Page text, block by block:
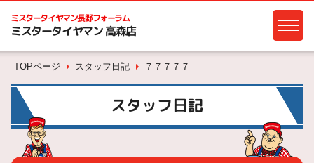
ミスタータイヤマン長野フォーラム
ミスタータイヤマン 高森店
TOPページ スタッフ日記 ７７７７７
スタッフ日記